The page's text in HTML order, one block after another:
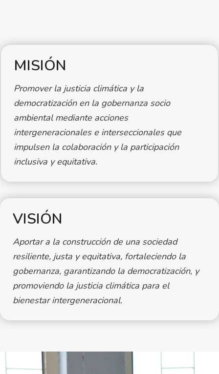
MISIÓN
Promover la justicia climática y la
democratización en la gobernanza socio
ambiental mediante acciones
intergeneracionales e interseccionales que
impulsen la colaboración y la participación
inclusiva y equitativa.
VISIÓN
Aportar a la construcción de una sociedad
resiliente, justa y equitativa, fortaleciendo la
gobernanza, garantizando la democratización, y
promoviendo la justicia climática para el
bienestar intergeneracional.